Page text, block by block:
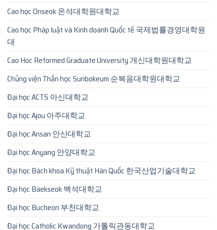
Cao học Onseok 온석대학원대학교
Cao học Pháp luật và Kinh doanh Quốc tế 국제법률경영대학원
대
Cao Hoc Reformed Graduate University 개신대학원대학교
Chủng viện Thần học Sunbokeum 순복음대학원대학교
Đại học ACTS 아신대학교
Đại học Ajou 아주대학교
Đại học Ansan 안산대학교
Đại học Anyang 안양대학교
Đại học Bách khoa Kỹ thuật Hàn Quốc 한국산업기술대학교
Đại học Baekseok 백석대학교
Đại học Bucheon 부천대학교
Đại học Catholic Kwandong 가톨릭관동대학교